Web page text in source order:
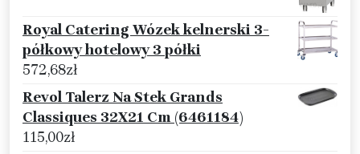
Royal Catering Wózek kelnerski 3-
półkowy hotelowy 3 półki
572,68zł
Revol Talerz Na Stek Grands
Classiques 32X21 Cm (6461184)
115,00zł